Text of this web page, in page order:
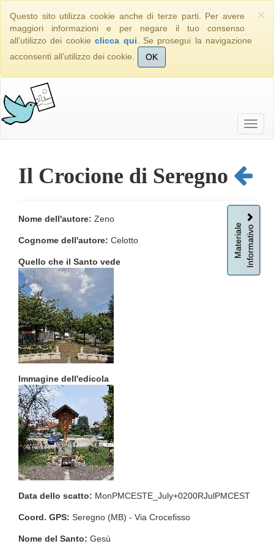
×
Questo sito utilizza cookie anche di terze parti. Per avere
maggiori informazioni e per negare il tuo consenso
all’utilizzo dei cookieclicca qui . Se prosegui la navigazione
acconsenti all’utilizzo dei cookie.
OK
Il Crocione di Seregno
MaterialeInformativo
Nome dell'autore: Zeno
Cognome dell'autore: Celotto
Quello che il Santo vede
Immagine dell'edicola
Data dello scatto: MonPMCESTE_July+0200RJulPMCEST
Coord. GPS: Seregno (MB) - Via Crocefisso
Nome del Santo: Gesù